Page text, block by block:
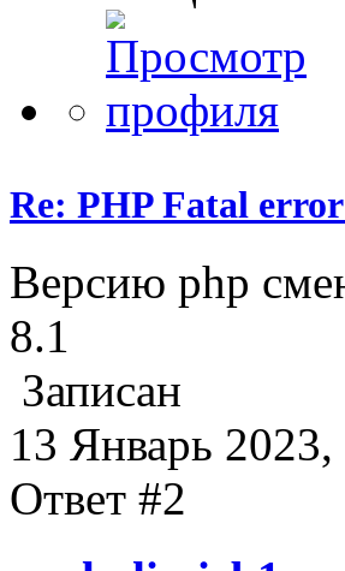
Re: PHP Fatal
Версию php
8.1
Записан
13 Январь
Ответ #2